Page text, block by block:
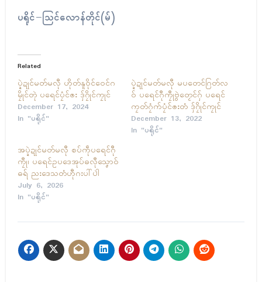
ပရိုၚ်−သြၚ်လောန်တိုၚ်(မ်)
Related
ပ္ဍဲဍုၚ်မတ်မလီု ဟိုတ်နူဝိုၚ်ဝေၚ်ဂ
မၠိုၚ်တုဲ ပရေၚ်ပၠံၚ်ၜး ဒှ်ဂၠိုၚ်ကၠုၚ်
December 17, 2024
In "ပရိုၚ်"
ပ္ဍဲဍုၚ်မတ်မလီု မပတေၚ်ဂြတ်လ
ဝ် ပရေၚ်ဂီုကၠီုဗွဲတၟေၚ်ဂှ် ပရေၚ်
ကၠတ်ဂၠံက်ပၠံၚ်ၜးတံ ဒှ်ဂၠိုၚ်ကၠုၚ်
December 13, 2022
In "ပရိုၚ်"
အပ္ဍဲဍုၚ်မတ်မလီု စပ်ကဵုပရေၚ်ဂီု
ကၠီု၊ ပရေၚ်ဥပဒေအုပ်ဓလီုသၞောဝ်
ဓရ် ညးဒေသတံဟီုဂးပါ်ပါဲ
July 6, 2026
In "ပရိုၚ်"